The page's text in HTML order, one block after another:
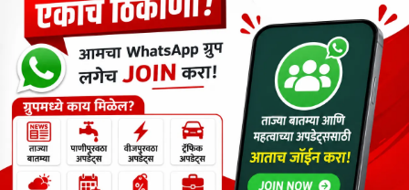
Contact Us
Privacy Policy
Short News
ThemeNcode PDF Viewer SC [Do not Delete]
वाचकांना विनम्र सूचना